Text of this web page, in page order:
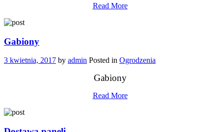
Read More
Gabiony
3 kwietnia, 2017 by admin Posted in Ogrodzenia
Gabiony
Read More